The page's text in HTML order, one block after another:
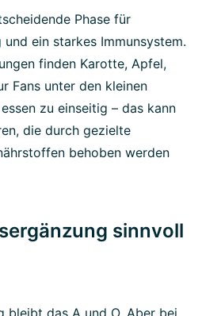
Phase für
ein starkes Immunsystem.
finden Karotte, Apfel,
Fans unter den kleinen
zu einseitig – das kann
die durch gezielte
behoben werden
sinnvoll
bleibt das A und O. Aber bei